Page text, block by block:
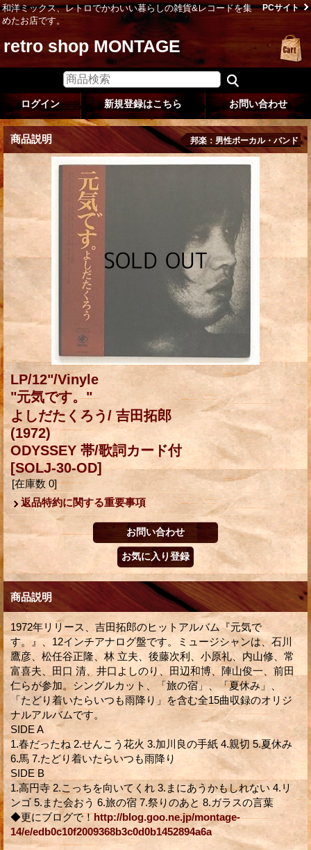
和洋ミックス、レトロでかわいい暮らしの雑貨&レコードを集
めたお店です。
PCサイト
retro shop MONTAGE
ログイン 新規登録はこちら お問い合わせ
商品説明 邦楽：男性ボーカル・バンド
LP/12"/Vinyle
"元気です。"
よしだたくろう/ 吉田拓郎
(1972)
ODYSSEY 帯/歌詞カード付
[SOLJ-30-OD]
[在庫数 0]
返品特約に関する重要事項
商品説明
1972年リリース、吉田拓郎のヒットアルバム『元気で
す。』、12インチアナログ盤です。ミュージシャンは、石川
鷹彦、松任谷正隆、林 立夫、後藤次利、小原礼、内山修、常
富喜夫、田口 清、井口よしのり、田辺和博、陣山俊一、前田
仁らが参加。シングルカット、「旅の宿」、「夏休み」、
「たどり着いたらいつも雨降り」を含む全15曲収録のオリジ
ナルアルバムです。
SIDE A
1.春だったね 2.せんこう花火 3.加川良の手紙 4.親切 5.夏休み
6.馬 7.たどり着いたらいつも雨降り
SIDE B
1.高円寺 2.こっちを向いてくれ 3.まにあうかもしれない 4.リ
ンゴ 5.また会おう 6.旅の宿 7.祭りのあと 8.ガラスの言葉
◆更にブログで！http://blog.goo.ne.jp/montage-
14/e/edb0c10f2009368b3c0d0b1452894a6a